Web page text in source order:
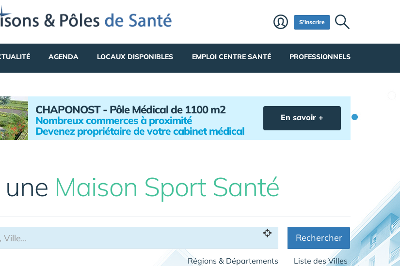
S'inscrire
AGENDA LOCAUX DISPONIBLES EMPLOI CENTRE SANTÉ PROFESSIONNELS
CHAPONOST - Pôle Médical de 1100 m2
Nombreux commerces à proximité
Devenez propriétaire de votre cabinet médical
En savoir +
Maison Sport Santé
Rechercher
Régions & Départements
Liste des Villes